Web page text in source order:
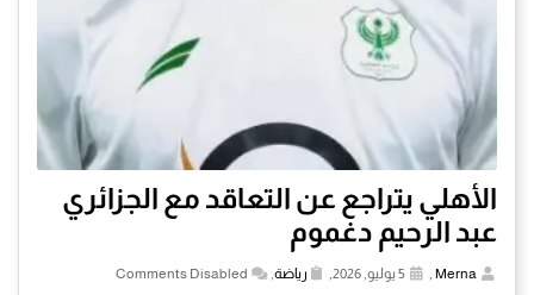
الأهلي يتراجع عن التعاقد مع الجزائري
عبد الرحيم دغموم
Merna
, رياضة,
Comments Disabled